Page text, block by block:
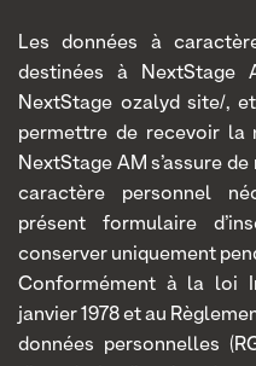
Les données à
destinées à NextStage
NextStage ozalyd site/,
permettre de recevoir la
NextStage AM s’assure
caractère personnel
présent formulaire
conserver uniquement
Conformément à la loi
janvier 1978 et au
données personnelles